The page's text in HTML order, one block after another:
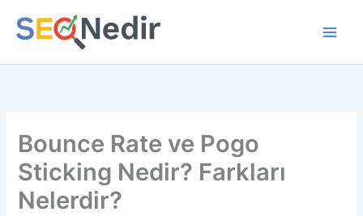
atla
Bounce Rate ve Pogo
Sticking Nedir? Farkları
Nelerdir?